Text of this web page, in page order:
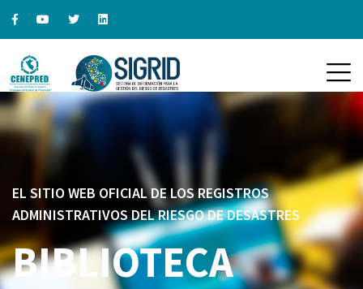
EL SITIO WEB OFICIAL DE LOS REGISTROS
ADMINISTRATIVOS DEL RIESGO DE DESASTRES
BIBLIOTECA